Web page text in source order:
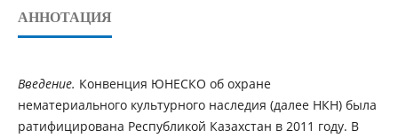
АННОТАЦИЯ
Введение. Конвенция ЮНЕСКО об охране
нематериального культурного наследия (далее НКН) была
ратифицирована Республикой Казахстан в 2011 году. В